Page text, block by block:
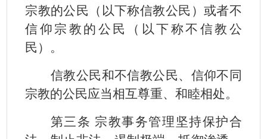
宗教的公民（以下称信教公民）或者不
信仰宗教的公民（以下称不信教公
民）。
信教公民和不信教公民、信仰不同
宗教的公民应当相互尊重、和睦相处。
第三条 宗教事务管理坚持保护合